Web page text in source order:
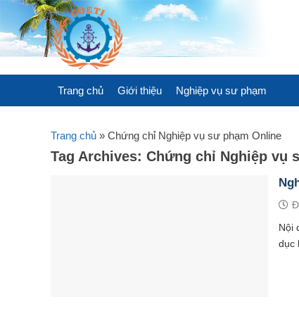
to
content
Trang chủ Giới thiệu Nghiệp vụ sư phạm
Trang chủ » Chứng chỉ Nghiệp vụ sư phạm Online
Tag Archives: Chứng chỉ Nghiệp vụ
Nội
dục